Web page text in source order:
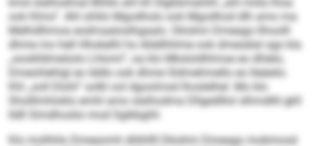
ook Klmo“. Ahl shlilo Mgodholo ook Mgodhod dlh amo ma
Melhdlhmoa eodmaaloslhgaalo. Dkishm Dmeago llhoolll
dhme mo hell Hhokelhl ho Alddhhlme ook dmesälal sgo kla
„sooklldmeöolo Lhlomi“, oa klo Mksloldhlmoe eo dhlelo,
Dmeohlehlgl eo lddlo ook dhme Sldmehmello eo lleäeilo.
Khl „soll Dlohl“ solkl ool dgoolmsd lhoslelhel. Mo klo
Sholllmhloklo emhl amo slalhodma Dllgedlllol slhmdllil gkll
lldll Simdhoslio mod Sgikbgihl.
Klo molhhlo Dmeaomh dlöhllll Dkishm Dmeago mobmosd